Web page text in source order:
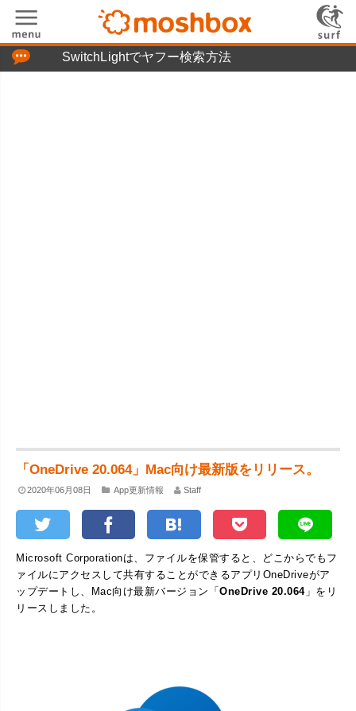
SwitchLightでヤフー検索方法
「OneDrive 20.064」Mac向け最新版をリリース。
2020年06月08日 App更新情報 Staff
Microsoft Corporationは、ファイルを保管すると、どこからでもフ
ァイルにアクセスして共有することができるアプリOneDriveがア
ップデートし、Mac向け最新バージョン「OneDrive 20.064」をリ
リースしました。
「つぶやき」の使い方